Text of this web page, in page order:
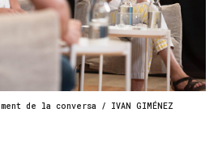
de la conversa / IVAN GIMÉNEZ